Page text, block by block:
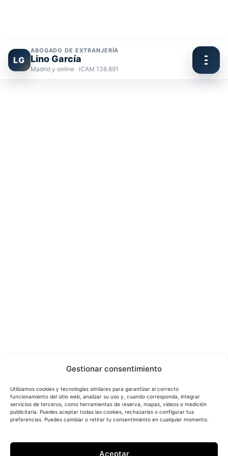
Gestionar consentimiento
Utilizamos cookies y tecnologías similares para garantizar el correcto
funcionamiento del sitio web, analizar su uso y, cuando corresponda, integrar
servicios de terceros, como herramientas de reserva, mapas, vídeos o medición
publicitaria. Puedes aceptar todas las cookies, rechazarlas o configurar tus
preferencias. Puedes cambiar o retirar tu consentimiento en cualquier momento.
Aceptar
LG
ABOGADO DE EXTRANJERÍA
Lino García
Madrid y online · ICAM 138.891